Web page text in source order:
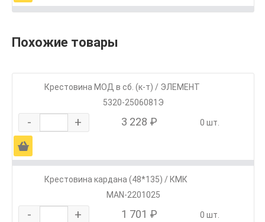
Похожие товары
Крестовина МОД в сб. (к-т) / ЭЛЕМЕНТ
5320-2506081Э
- + 3 228 ₽ 0 шт.
Ä
Крестовина кардана (48*135) / КМК
MAN-2201025
- + 1 701 ₽ 0 шт.